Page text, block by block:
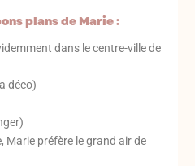
t
a
r
a
m
e
b
plans de Marie :
dans le centre-ville de
déco)
Marie préfère le grand air de